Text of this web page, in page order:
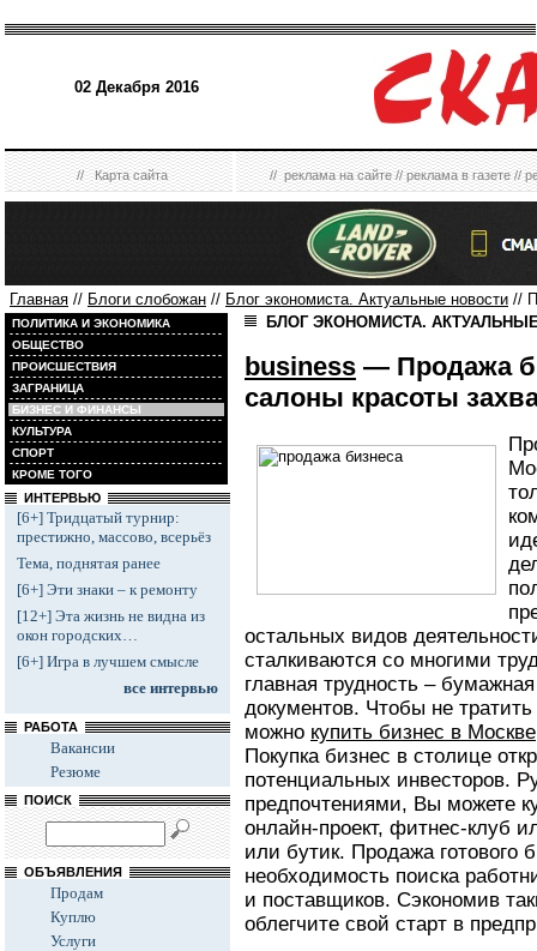
02 Декабря 2016
//Карта сайта //реклама на сайте//реклама в газете//
Главная // Блоги слобожан // Блог экономиста. Актуальные новости //
ПОЛИТИКА И ЭКОНОМИКА
ОБЩЕСТВО
ПРОИСШЕСТВИЯ
ЗАГРАНИЦА
БИЗНЕС И ФИНАНСЫ
КУЛЬТУРА
СПОРТ
КРОМЕ ТОГО
ИНТЕРВЬЮ
[6+] Тридцатый турнир:
престижно, массово, всерьёз
Тема, поднятая ранее
[6+] Эти знаки – к ремонту
[12+] Эта жизнь не видна из
окон городских…
[6+] Игра в лучшем смысле
все интервью
РАБОТА
Вакансии
Резюме
ПОИСК
ОБЪЯВЛЕНИЯ
Продам
Куплю
Услуги
БЛОГ ЭКОНОМИСТА.
business — Продажа
салоны красоты
остальных видов
сталкиваются со многими
главная трудность –
документов. Чтобы не
можно купить бизнес в Москве
Покупка бизнес в столице
потенциальных инвесторов.
предпочтениями, Вы можете
онлайн-проект, фитнес-клуб
или бутик. Продажа готового
необходимость поиска
и поставщиков. Сэкономив
облегчите свой старт в